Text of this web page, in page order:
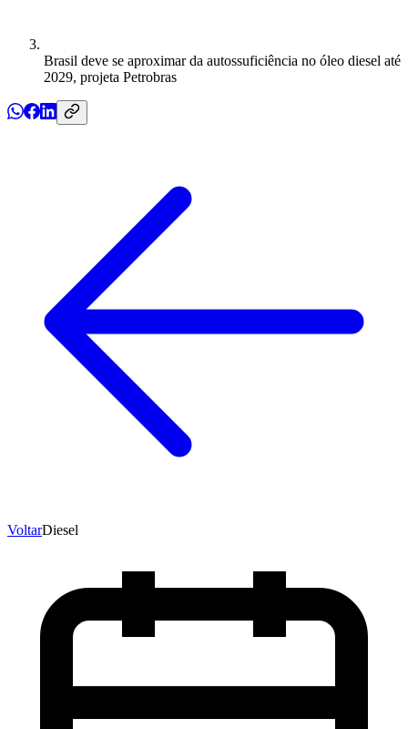
Brasil deve se aproximar da autossuficiência no óleo diesel até
2029, projeta Petrobras
VoltarDiesel